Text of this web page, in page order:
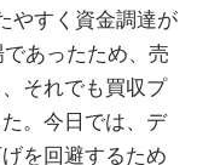
やすく資金調達が
あったため、売
それでも買収プ
。今日では、デ
を回避するため